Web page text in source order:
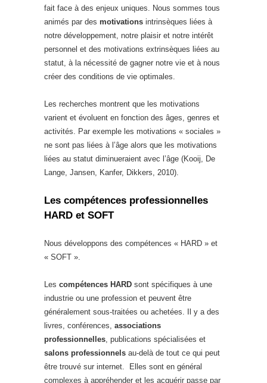
fait face à des enjeux uniques. Nous sommes tous
animés par des motivations intrinsèques liées à
notre développement, notre plaisir et notre intérêt
personnel et des motivations extrinsèques liées au
statut, à la nécessité de gagner notre vie et à nous
créer des conditions de vie optimales.
Les recherches montrent que les motivations
varient et évoluent en fonction des âges, genres et
activités. Par exemple les motivations « sociales »
ne sont pas liées à l’âge alors que les motivations
liées au statut diminueraient avec l’âge (Kooij, De
Lange, Jansen, Kanfer, Dikkers, 2010).
Les compétences professionnelles
HARD et SOFT
Nous développons des compétences « HARD » et
« SOFT ».
Les compétences HARD sont spécifiques à une
industrie ou une profession et peuvent être
généralement sous-traitées ou achetées. Il y a des
livres, conférences, associations
professionnelles , publications spécialisées et
salons professionnels au-delà de tout ce qui peut
être trouvé sur internet. Elles sont en général
complexes à appréhender et les acquérir passe par